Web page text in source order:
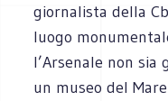
giornalista della
luogo
l’Arsenale non
un museo del